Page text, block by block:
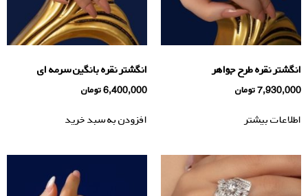
انگشتر نقره طرح جواهر
7,930,000تومان
اطلاعات بیشتر
انگشتر نقره بانگین سرمه ای
6,400,000تومان
افزودن به سبد خرید